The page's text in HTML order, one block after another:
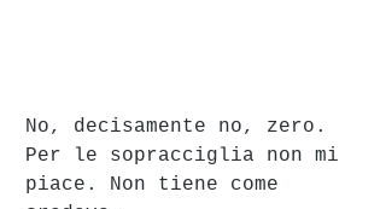
No, decisamente no, zero.
Per le sopracciglia non mi
piace. Non tiene come